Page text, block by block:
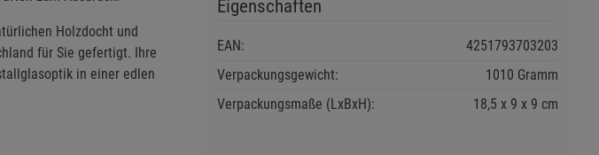
Holzdocht und
für Sie gefertigt. Ihre
in einer edlen
Eigenschaften
EAN:
4251793703203
Verpackungsgewicht:
1010 Gramm
Verpackungsmaße (LxBxH):
18,5 9 9 cm